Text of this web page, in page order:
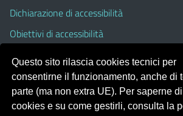
Dichiarazione di accessibilità
Obiettivi di accessibilità
Albo Pretorio On Line (fino al 31 Agosto
Amministrazione Trasparente (fino al 31
Questo sito rilascia cookies tecnici per
consentirne il funzionamento, anche di
parte (ma non extra UE). Per saperne
cookies e su come gestirli, consulta la